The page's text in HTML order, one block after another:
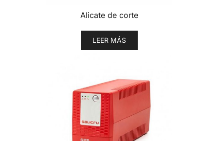
Alicate de corte
LEER MÁS